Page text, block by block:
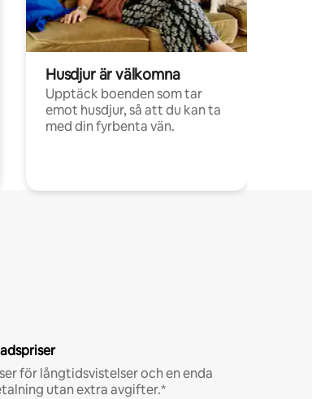
Husdjur är välkomna
Upptäck boenden som tar
emot husdjur, så att du kan ta
med din fyrbenta vän.
för långtidsvistelser och en enda
utan extra avgifter.*